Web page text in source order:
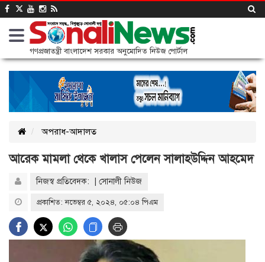
গণপ্রজাতন্ত্রী বাংলাদেশ সরকার অনুমোদিত নিউজ পোর্টাল
অপরাধ-আদালত
আরেক মামলা থেকে খালাস পেলেন সালাহউদ্দিন আহমেদ
নিজস্ব প্রতিবেদক: | সোনালী নিউজ
প্রকাশিত: নভেম্বর ৫, ২০২৪, ০৫:০৪ পিএম